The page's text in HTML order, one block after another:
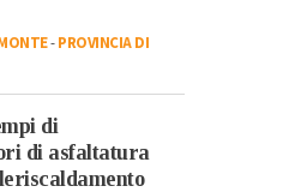
-PROVINCIA DI
di
di asfaltatura